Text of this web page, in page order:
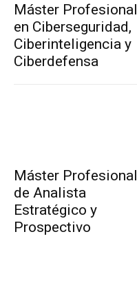
Máster Profesional
en Ciberseguridad,
Ciberinteligencia y
Ciberdefensa
Máster Profesional
de Analista
Estratégico y
Prospectivo